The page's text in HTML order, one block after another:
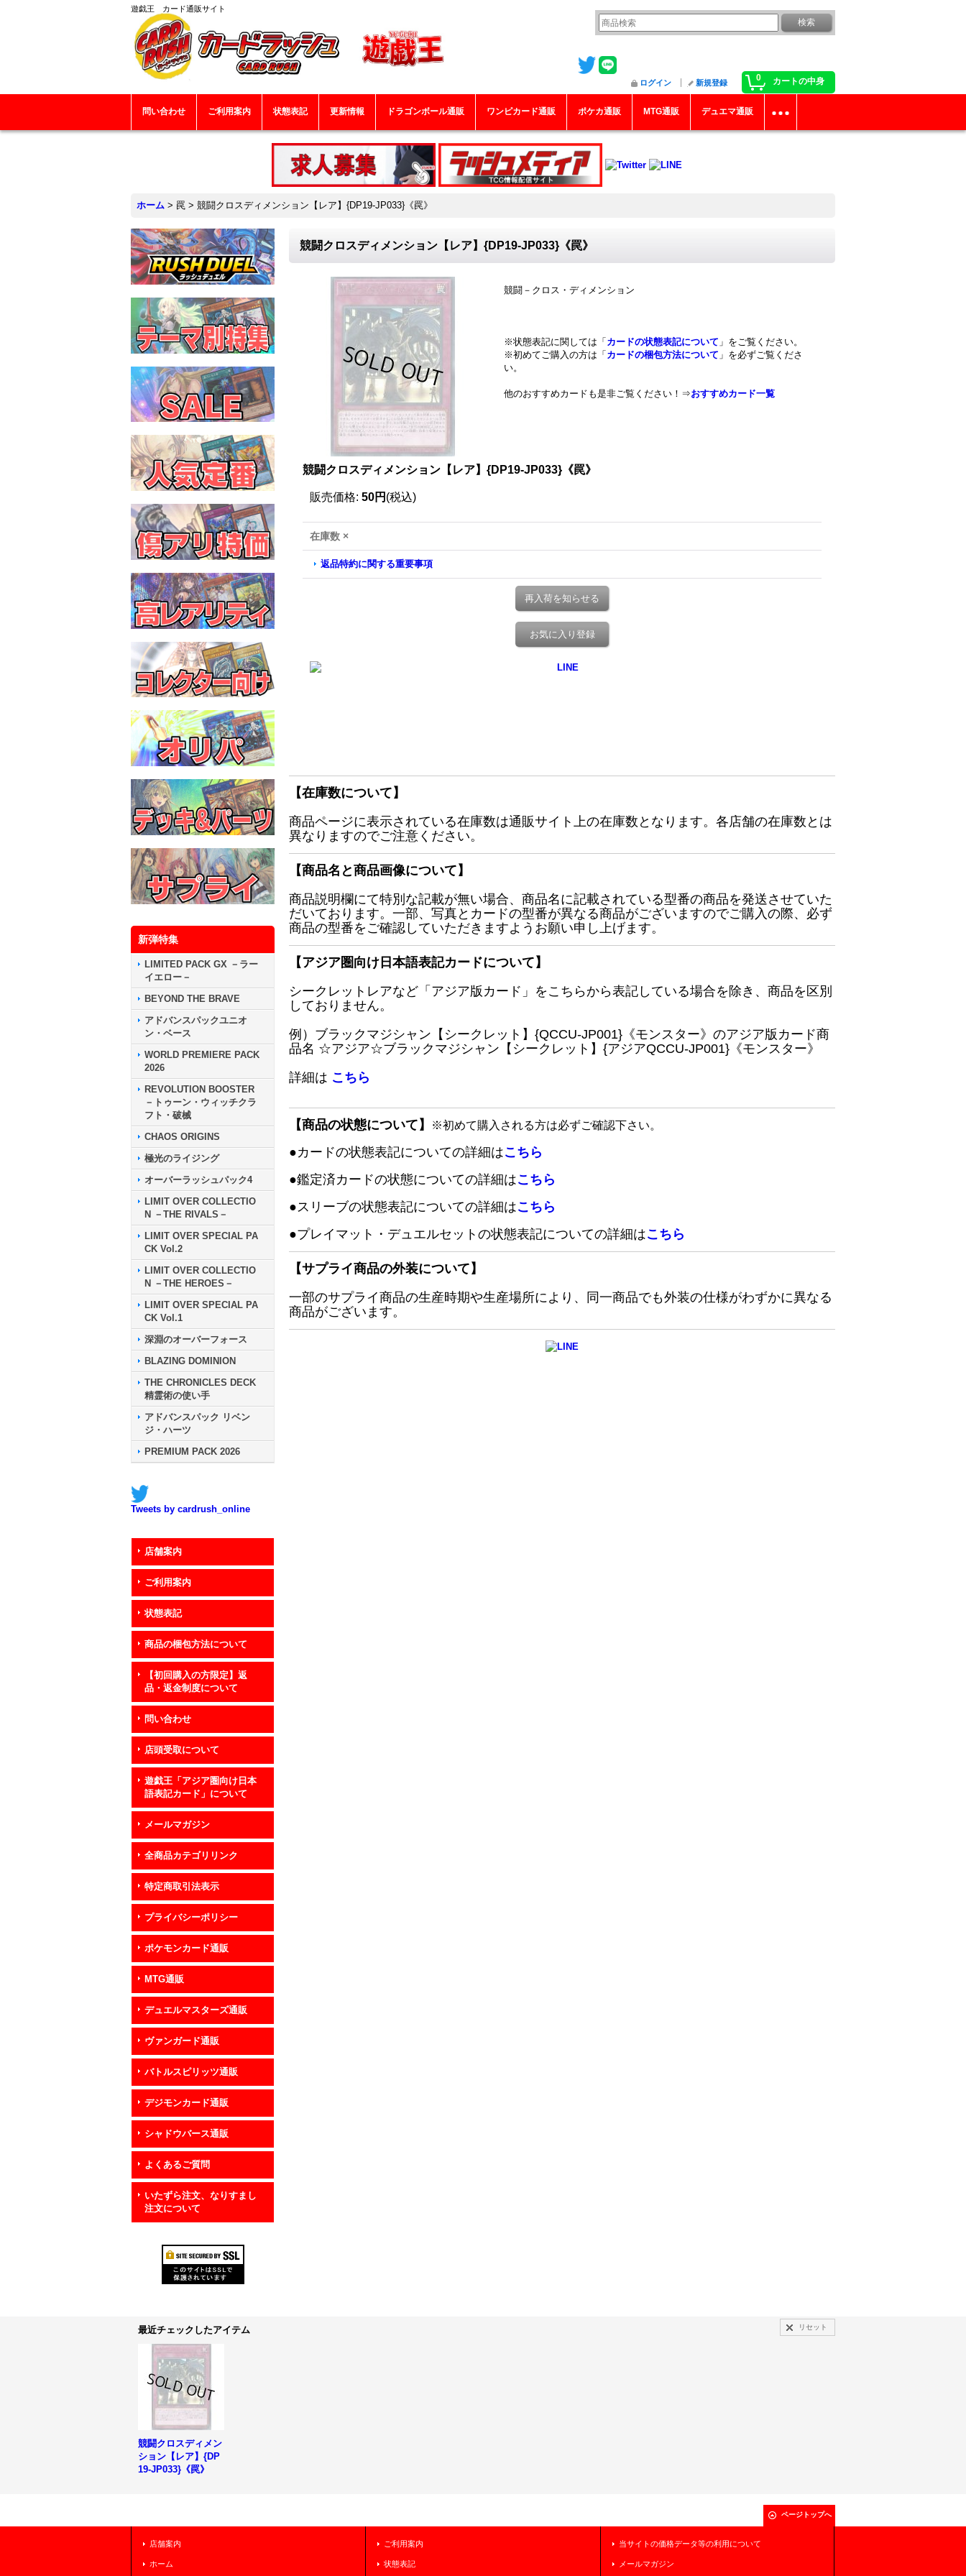
遊戯王 カード通販サイト
0 カートの中身
ログイン 新規登録
問い合わせ ご利用案内 状態表記 更新情報 ドラゴンボール通販 ワンピカード通販 ポケカ通販 MTG通販 デュエマ通販
ホーム > 罠 > 競闘クロスディメンション【レア】{DP19-JP033}《罠》
新弾特集
LIMITED PACK GX －ラー
イエロー－
BEYOND THE BRAVE
アドバンスパックユニオ
ン・ベース
WORLD PREMIERE PACK
2026
REVOLUTION BOOSTER
－トゥーン・ウィッチクラ
フト・破械
CHAOS ORIGINS
極光のライジング
オーバーラッシュパック4
LIMIT OVER COLLECTIO
N －THE RIVALS－
LIMIT OVER SPECIAL PA
CK Vol.2
LIMIT OVER COLLECTIO
N －THE HEROES－
LIMIT OVER SPECIAL PA
CK Vol.1
深淵のオーバーフォース
BLAZING DOMINION
THE CHRONICLES DECK
精霊術の使い手
アドバンスパック リベン
ジ・ハーツ
PREMIUM PACK 2026
Tweets by cardrush_online
店舗案内
ご利用案内
状態表記
商品の梱包方法について
【初回購入の方限定】返
品・返金制度について
問い合わせ
店頭受取について
遊戯王「アジア圏向け日本
語表記カード」について
メールマガジン
全商品カテゴリリンク
特定商取引法表示
プライバシーポリシー
ポケモンカード通販
MTG通販
デュエルマスターズ通販
ヴァンガード通販
バトルスピリッツ通販
デジモンカード通販
シャドウバース通販
よくあるご質問
いたずら注文、なりすまし
注文について
競闘クロスディメンション【レア】{DP19-JP033}《罠》
競闘－クロス・ディメンション
※状態表記に関しては「 カードの状態表記について 」をご覧ください。
※初めてご購入の方は「 カードの梱包方法について 」を必ずご覧くださ
い。
他のおすすめカードも是非ご覧ください！⇒おすすめカード一覧
競闘クロスディメンション【レア】{DP19-JP033}《罠》
販売価格: 50円 (税込)
在庫数 ×
返品特約に関する重要事項
再入荷を知らせる
お気に入り登録
【在庫数について】
商品ページに表示されている在庫数は通販サイト上の在庫数となります。各店舗の在庫数とは
異なりますのでご注意ください。
【商品名と商品画像について】
商品説明欄にて特別な記載が無い場合、商品名に記載されている型番の商品を発送させていた
だいております。一部、写真とカードの型番が異なる商品がございますのでご購入の際、必ず
商品の型番をご確認していただきますようお願い申し上げます。
【アジア圏向け日本語表記カードについて】
シークレットレアなど「アジア版カード」をこちらから表記している場合を除き、商品を区別
しておりません。
例）ブラックマジシャン【シークレット】{QCCU-JP001}《モンスター》のアジア版カード商
品名 ☆アジア☆ブラックマジシャン【シークレット】{アジアQCCU-JP001}《モンスター》
詳細は こちら
【商品の状態について】 ※初めて購入される方は必ずご確認下さい。
●カードの状態表記についての詳細はこちら
●鑑定済カードの状態についての詳細はこちら
●スリーブの状態表記についての詳細はこちら
●プレイマット・デュエルセットの状態表記についての詳細はこちら
【サプライ商品の外装について】
一部のサプライ商品の生産時期や生産場所により、同一商品でも外装の仕様がわずかに異なる
商品がございます。
最近チェックしたアイテム リセット
競闘クロスディメン
ション【レア】{DP
19-JP033}《罠》
ページトップへ
店舗案内
ホーム
ご利用案内
状態表記
当サイトの価格データ等の利用について
メールマガジン